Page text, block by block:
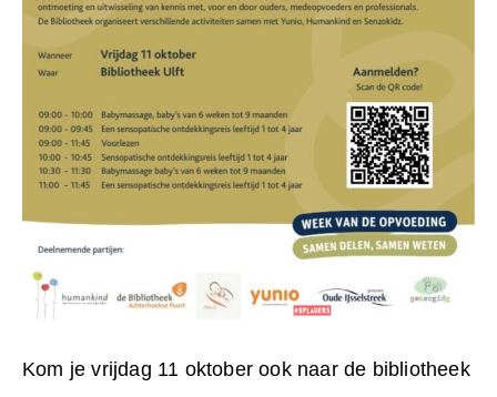
Kom je vrijdag 11 oktober ook naar de bibliotheek